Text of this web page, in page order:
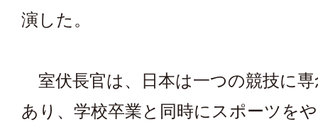
演した。
室伏長官は、日本は一つの競技に
あり、学校卒業と同時にスポーツを